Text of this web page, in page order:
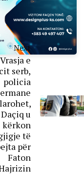
Next
Vrasja e
serb,
policia
Daçiq u
kërkon
të
për
Faton